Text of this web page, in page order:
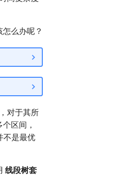
么办呢？
对于其所
区间，
不是最优
线段树套